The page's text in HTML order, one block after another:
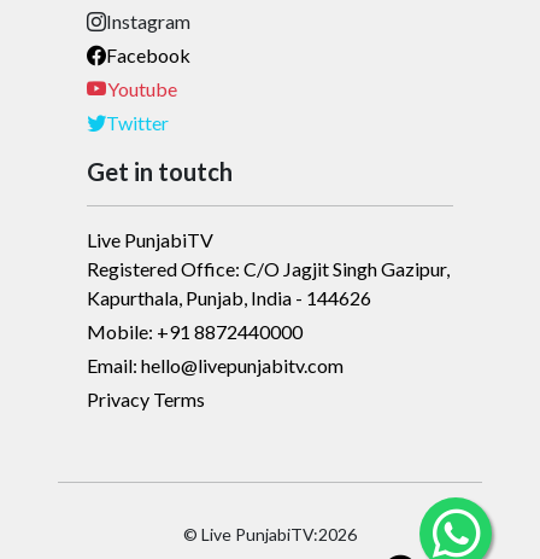
Instagram
Facebook
Youtube
Twitter
Get in toutch
Live PunjabiTV
Registered Office: C/O Jagjit Singh Gazipur,
Kapurthala, Punjab, India - 144626
Mobile: +91 8872440000
Email: hello@livepunjabitv.com
Privacy Terms
© Live PunjabiTV:2026